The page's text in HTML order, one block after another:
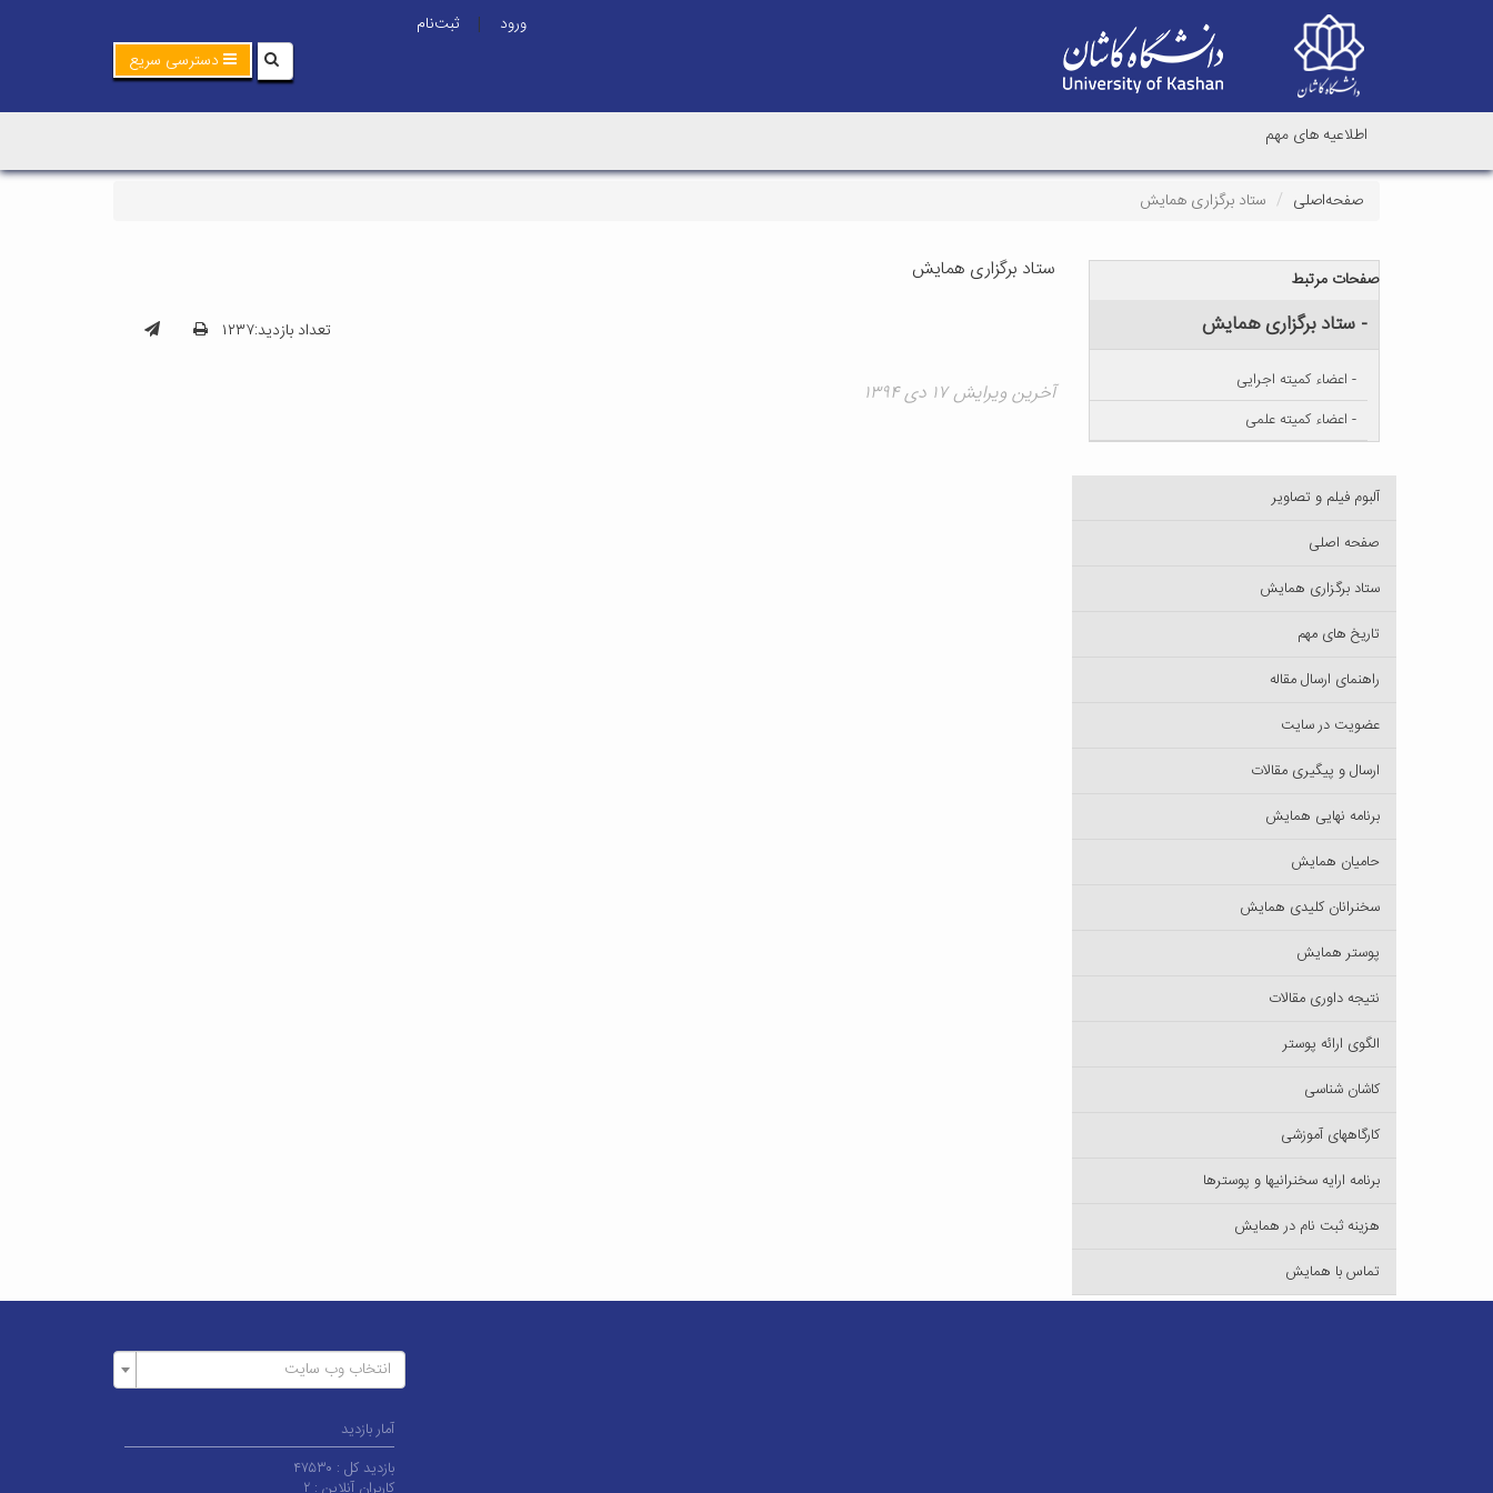
ورود |
ثبت‌نام
دسترسی سریع
اطلاعیه های مهم
صفحه‌اصلی ستاد برگزاری همایش
ستاد برگزاری همایش
تعداد بازدید:۱۲۳۷
آخرین ویرایش ۱۷ دی ۱۳۹۴
صفحات مرتبط
- ستاد برگزاری همایش
- اعضاء کمیته اجرایی
- اعضاء کمیته علمی
آلبوم فیلم و تصاویر
صفحه اصلی
ستاد برگزاری همایش
تاریخ های مهم
راهنمای ارسال مقاله
عضویت در سایت
ارسال و پیگیری مقالات
برنامه نهایی همایش
حامیان همایش
سخنرانان کلیدی همایش
پوستر همایش
نتیجه داوری مقالات
الگوی ارائه پوستر
کاشان شناسی
کارگاههای آموزشی
برنامه ارایه سخنرانیها و پوسترها
هزینه ثبت نام در همایش
تماس با همایش
انتخاب وب سایت
آمار بازدید
بازدید کل : ۴۷۵۳۰